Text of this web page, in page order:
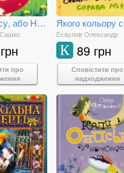
Корова часу, або Нові пригоди вужа Ониська
про
Есаулов Олександр
89 грн
К
Сповістити про
надходження